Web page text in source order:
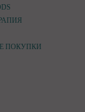
ПОКУПКИ